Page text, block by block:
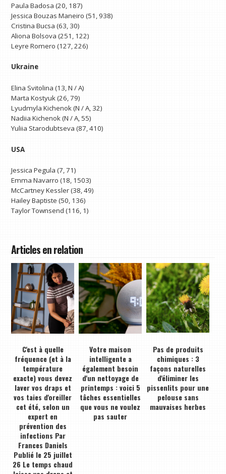
Paula Badosa (20, 187)
Jessica Bouzas Maneiro (51, 938)
Cristina Bucsa (63, 30)
Aliona Bolsova (251, 122)
Leyre Romero (127, 226)
Ukraine
Elina Svitolina (13, N / A)
Marta Kostyuk (26, 79)
Lyudmyla Kichenok (N / A, 32)
Nadiia Kichenok (N / A, 55)
Yuliia Starodubtseva (87, 410)
USA
Jessica Pegula (7, 71)
Emma Navarro (18, 1503)
McCartney Kessler (38, 49)
Hailey Baptiste (50, 136)
Taylor Townsend (116, 1)
Articles en relation
C'est à quelle
fréquence (et à la
température
exacte) vous devez
laver vos draps et
vos taies d'oreiller
cet été, selon un
expert en
prévention des
infections Par
Frances Daniels
Publié le 25 juillet
26 Le temps chaud
Votre maison
intelligente a
également besoin
d'un nettoyage de
printemps : voici 5
tâches essentielles
que vous ne voulez
pas sauter
Pas de produits
chimiques : 3
façons naturelles
d'éliminer les
pissenlits pour une
pelouse sans
mauvaises herbes